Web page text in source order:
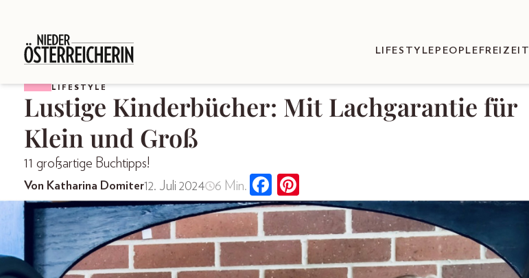
LIFESTYLE PEOPLE FREIZEIT
LIFESTYLE
Lustige Kinderbücher: Mit Lachgarantie für
Klein und Groß
11 großartige Buchtipps!
Von Katharina Domiter12. Juli 2024 6 Min.